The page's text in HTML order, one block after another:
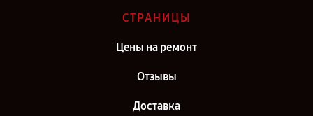
СТРАНИЦЫ
Цены на ремонт
Отзывы
Доставка